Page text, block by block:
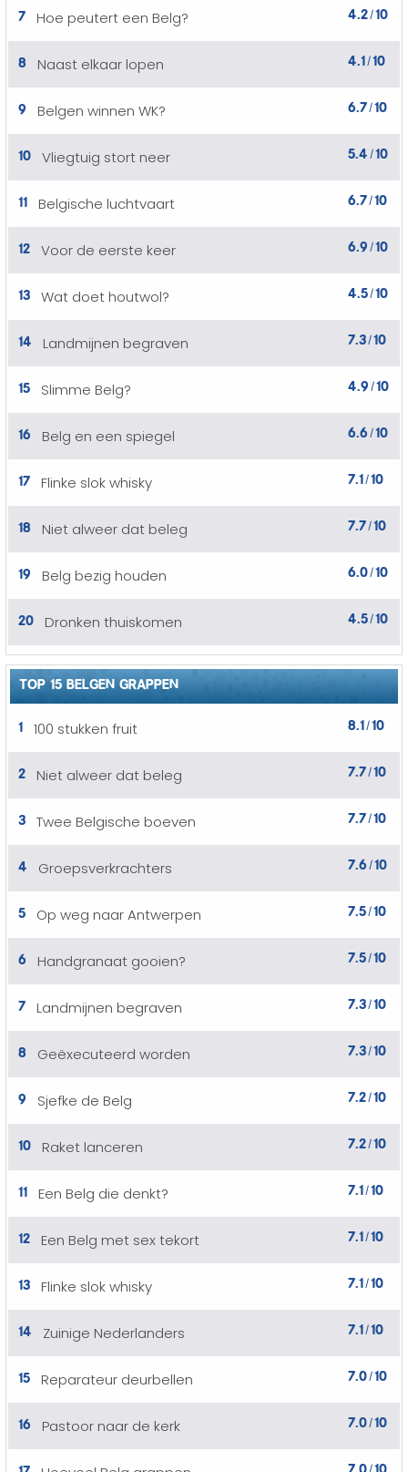
7 Hoe peutert een Belg? 4.2/10
8 Naast elkaar lopen 4.1/10
9 Belgen winnen WK? 6.7/10
10 Vliegtuig stort neer 5.4 /10
11 Belgische luchtvaart 6.7/10
12 Voor de eerste keer 6.9 /10
13 Wat doet houtwol? 4.5/10
14 Landmijnen begraven 7.3/10
15 Slimme Belg? 4.9 /10
16 Belg en een spiegel 6.6 /10
17 Flinke slok whisky 7.1/10
18 Niet alweer dat beleg 7.7/10
19 Belg bezig houden 6.0/10
20 Dronken thuiskomen 4.5/10
TOP 15 BELGEN GRAPPEN
1 100 stukken fruit 8.1/10
2 Niet alweer dat beleg 7.7/10
3 Twee Belgische boeven 7.7/10
4 Groepsverkrachters 7.6 /10
5 Op weg naar Antwerpen 7.5/10
6 Handgranaat gooien? 7.5/10
7 Landmijnen begraven 7.3/10
8 Geëxecuteerd worden 7.3/10
9 Sjefke de Belg 7.2/10
10 Raket lanceren 7.2/10
11 Een Belg die denkt? 7.1/10
12 Een Belg met sex tekort 7.1/10
13 Flinke slok whisky 7.1/10
14 Zuinige Nederlanders 7.1/10
15 Reparateur deurbellen 7.0/10
16 Pastoor naar de kerk 7.0/10
7.0 10